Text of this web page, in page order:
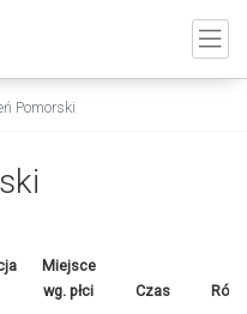
Pomorski
Miejsce
wg. płci
Czas